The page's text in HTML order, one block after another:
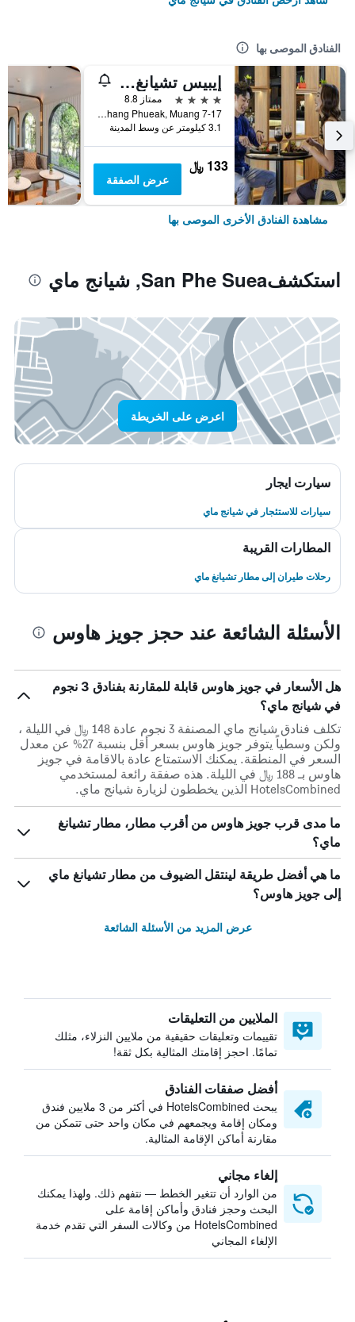
الفنادق الموصى بها
إيبيس تشيانغ ماي نيمان جورنيوب
4 نجوم
ممتاز 8.8
7-17 Moo 2, Huay Kaew Road Chang Phueak, Muang, شيانج ماي, تايلاند
3.1 كيلومتر عن وسط المدينة
133 ﷼
عرض الصفقة
مشاهدة الفنادق الأخرى الموصى بها
استكشفSan Phe Suea, شيانج ماي
اعرض على الخريطة
سيارت ايجار
سيارات للاستئجار في شيانج ماي
المطارات القريبة
رحلات طيران إلى مطار تشيانغ ماي
الأسئلة الشائعة عند حجز جويز هاوس
هل الأسعار في جويز هاوس قابلة للمقارنة بفنادق 3 نجوم
في شيانج ماي؟
تكلف فنادق شيانج ماي المصنفة 3 نجوم عادة 148 ﷼ في الليلة ،
ولكن وسطياً يتوفر جويز هاوس بسعر أقل بنسبة 27% عن معدل
السعر في المنطقة. يمكنك الاستمتاع عادة بالاقامة في جويز
هاوس بـ 188 ﷼ في الليلة. هذه صفقة رائعة لمستخدمي
HotelsCombined الذين يخططون لزيارة شيانج ماي.
ما مدى قرب جويز هاوس من أقرب مطار، مطار تشيانغ
ماي؟
ما هي أفضل طريقة لينتقل الضيوف من مطار تشيانغ ماي
إلى جويز هاوس؟
عرض المزيد من الأسئلة الشائعة
الملايين من التعليقات
تقييمات وتعليقات حقيقية من ملايين النزلاء، مثلك
تمامًا. احجز إقامتك المثالية بكل ثقة!
أفضل صفقات الفنادق
يبحث HotelsCombined في أكثر من 3 ملايين فندق
ومكان إقامة ويجمعهم في مكان واحد حتى تتمكن من
مقارنة أماكن الإقامة المثالية.
إلغاء مجاني
من الوارد أن تتغير الخطط — نتفهم ذلك. ولهذا يمكنك
البحث وحجز فنادق وأماكن إقامة على
HotelsCombined من وكالات السفر التي تقدم خدمة
الإلغاء المجاني